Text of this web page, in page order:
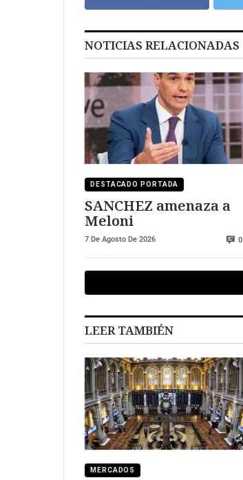
NOTICIAS RELACIONADAS
DESTACADO PORTADA
SANCHEZ amenaza a
Meloni
7 De Agosto De 2026 0
LEER TAMBIÉN
MERCADOS